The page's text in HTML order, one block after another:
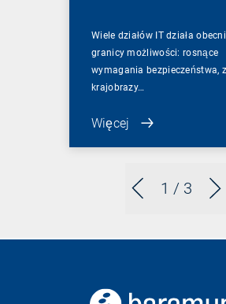
1 / 3
Wiele działów IT działa
granicy możliwości: rosnące
wymagania bezpieczeństwa,
krajobrazy…
Więcej